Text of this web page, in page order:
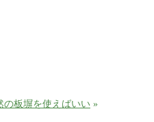
の板塀を使えばいい »